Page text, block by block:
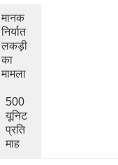
मानक
निर्यात
लकड़ी
का
मामला
500
यूनिट
प्रति
माह